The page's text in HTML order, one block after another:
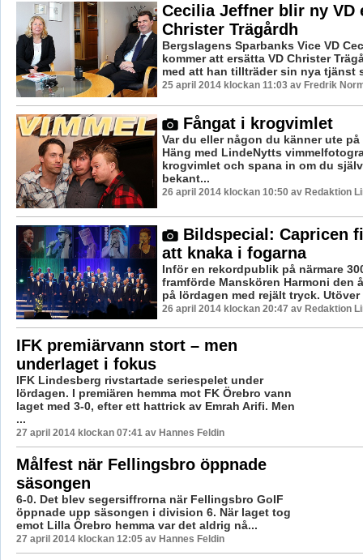
Cecilia Jeffner blir ny VD
Christer Trägårdh
Bergslagens Sparbanks Vice VD
kommer att ersätta VD Christer
med att han tillträder sin nya tjänst
25 april 2014 klockan 11:03 av Fredrik
Fångat i krogvimlet
Var du eller någon du känner ute
Häng med LindeNytts
krogvimlet och spana in om du
bekant...
26 april 2014 klockan 10:50 av Redaktion
Bildspecial: Capricen
att knaka i fogarna
Inför en rekordpublik på närmare
framförde Manskören Harmoni den
på lördagen med rejält tryck. Utöver
26 april 2014 klockan 20:47 av Redaktion
IFK premiärvann stort – men
underlaget i fokus
IFK Lindesberg rivstartade seriespelet under
lördagen. I premiären hemma mot FK Örebro vann
laget med 3-0, efter ett hattrick av Emrah Arifi. Men
...
27 april 2014 klockan 07:41 av Hannes Feldin
Målfest när Fellingsbro öppnade
säsongen
6-0. Det blev segersiffrorna när Fellingsbro GoIF
öppnade upp säsongen i division 6. När laget tog
emot Lilla Örebro hemma var det aldrig nå...
27 april 2014 klockan 12:05 av Hannes Feldin